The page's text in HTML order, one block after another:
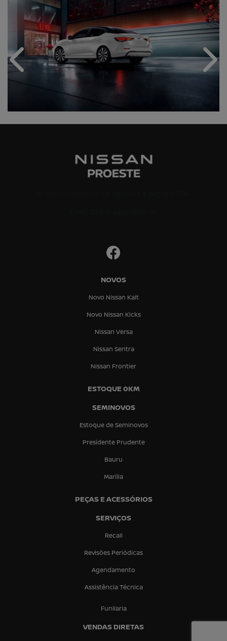
Anterior
NOVOS
Novo Nissan Kait
Novo Nissan Kicks
Nissan Versa
Nissan Sentra
Nissan Frontier
ESTOQUE 0KM
SEMINOVOS
Estoque de Seminovos
Presidente Prudente
Bauru
Marília
PEÇAS E ACESSÓRIOS
SERVIÇOS
Recall
Revisões Periódicas
Agendamento
Assistência Técnica
Funilaria
VENDAS DIRETAS